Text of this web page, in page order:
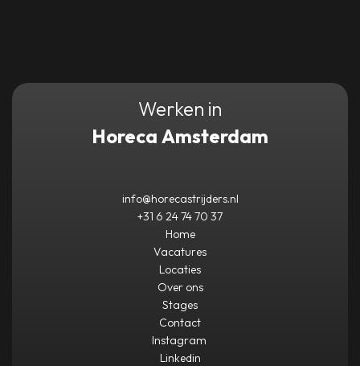
Werken in
Horeca Amsterdam
info@horecastrijders.nl
+31 6 24 74 70 37
Home
Vacatures
Locaties
Over ons
Stages
Contact
Instagram
Linkedin